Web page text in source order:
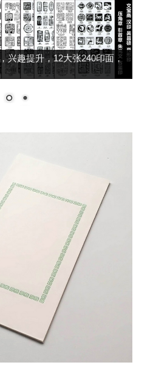
兴趣提升，12大张240印面，